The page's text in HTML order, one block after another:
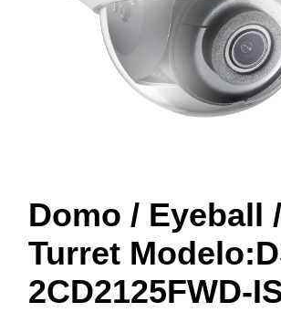
Domo / Eyeball /
Turret
2CD2125FWD-